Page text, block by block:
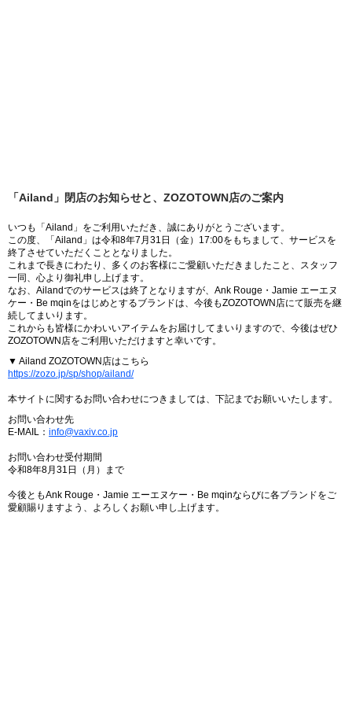
「Ailand」閉店のお知らせと、ZOZOTOWN店のご案内
いつも「Ailand」をご利用いただき、誠にありがとうございます。
この度、「Ailand」は令和8年7月31日（金）17:00をもちまして、サービスを
終了させていただくこととなりました。
これまで長きにわたり、多くのお客様にご愛顧いただきましたこと、スタッフ
一同、心より御礼申し上げます。
なお、Ailandでのサービスは終了となりますが、Ank Rouge・Jamie エーエヌ
ケー・Be mqinをはじめとするブランドは、今後もZOZOTOWN店にて販売を継
続してまいります。
これからも皆様にかわいいアイテムをお届けしてまいりますので、今後はぜひ
ZOZOTOWN店をご利用いただけますと幸いです。
▼ Ailand ZOZOTOWN店はこちら
https://zozo.jp/sp/shop/ailand/
本サイトに関するお問い合わせにつきましては、下記までお願いいたします。
お問い合わせ先
E-MAIL： info@vaxiv.co.jp
お問い合わせ受付期間
令和8年8月31日（月）まで
今後ともAnk Rouge・Jamie エーエヌケー・Be mqinならびに各ブランドをご
愛顧賜りますよう、よろしくお願い申し上げます。